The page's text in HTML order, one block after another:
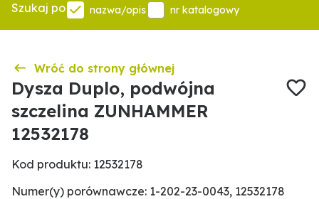
Szukaj po nazwa/opis nr katalogowy
Wróć do strony głównej
Dysza Duplo, podwójna
szczelina ZUNHAMMER
12532178
Kod produktu: 12532178
Numer(y) porównawcze: 1-202-23-0043, 12532178